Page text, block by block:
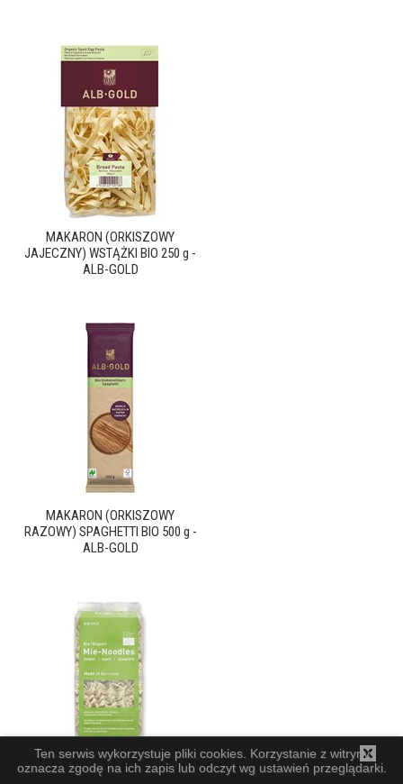
MAKARON (ORKISZOWY
JAJECZNY) WSTĄŻKI BIO 250 g -
ALB-GOLD
MAKARON (ORKISZOWY
RAZOWY) SPAGHETTI BIO 500 g -
ALB-GOLD
Ten serwis wykorzystuje pliki cookies. Korzystanie z witryny
oznacza zgodę na ich zapis lub odczyt wg ustawień przeglądarki.